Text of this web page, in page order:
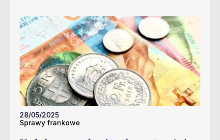
28/05/2025
Sprawy frankowe